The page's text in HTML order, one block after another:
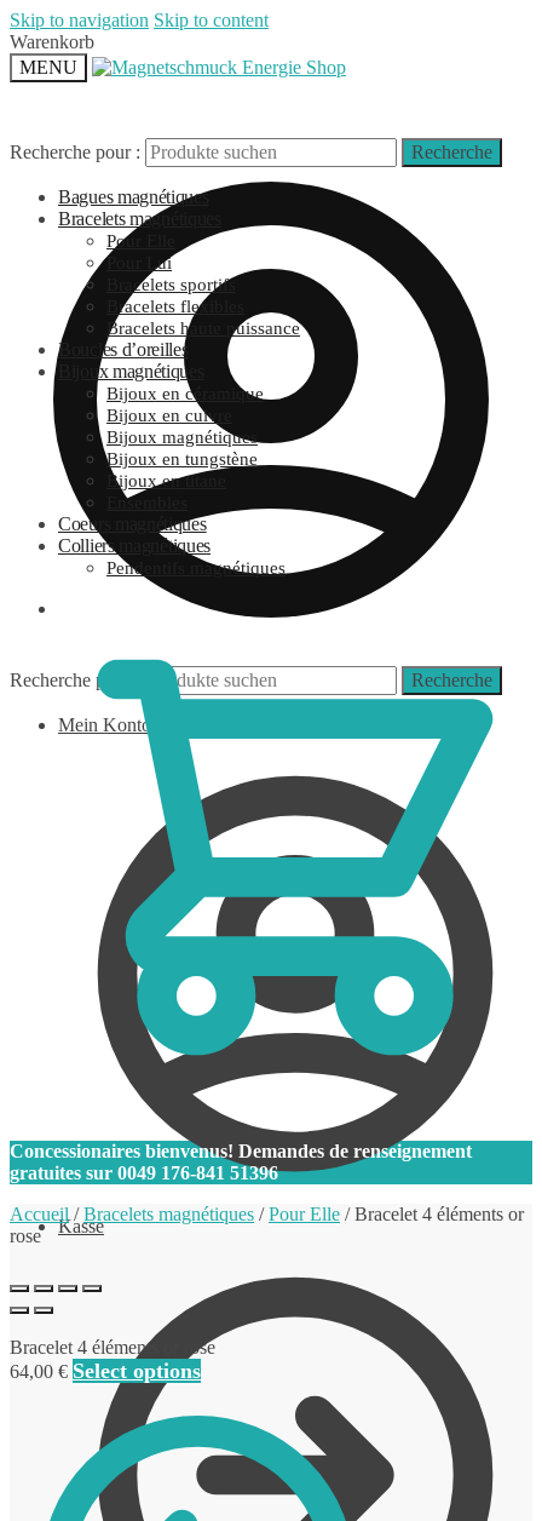
Skip to navigation Skip to content
Warenkorb
MENU
Recherche pour : Recherche
Mein Konto
Kasse
Recherche pour : Recherche
Bagues magnétiques
Bracelets magnétiques
Pour Elle
Pour Lui
Bracelets sportifs
Bracelets flexibles
Bracelets haute puissance
Boucles d’oreilles
Bijoux magnétiques
Bijoux en céramique
Bijoux en cuivre
Bijoux magnétiques
Bijoux en tungstène
Bijoux en titane
Ensembles
Coeurs magnétiques
Colliers magnétiques
Pendentifs magnétiques
Concessionaires bienvenus! Demandes de renseignement
gratuites sur 0049 176-841 51396
Accueil /Bracelets magnétiques /Pour Elle /Bracelet 4 éléments or
rose
Bracelet 4 éléments or rose
64,00 € Select options